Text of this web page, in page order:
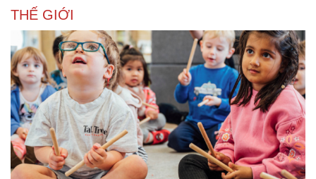
Săn Tour
check-in
Kể chuyện cho bé
Hạt giống tâm hồn
THẾ GIỚI